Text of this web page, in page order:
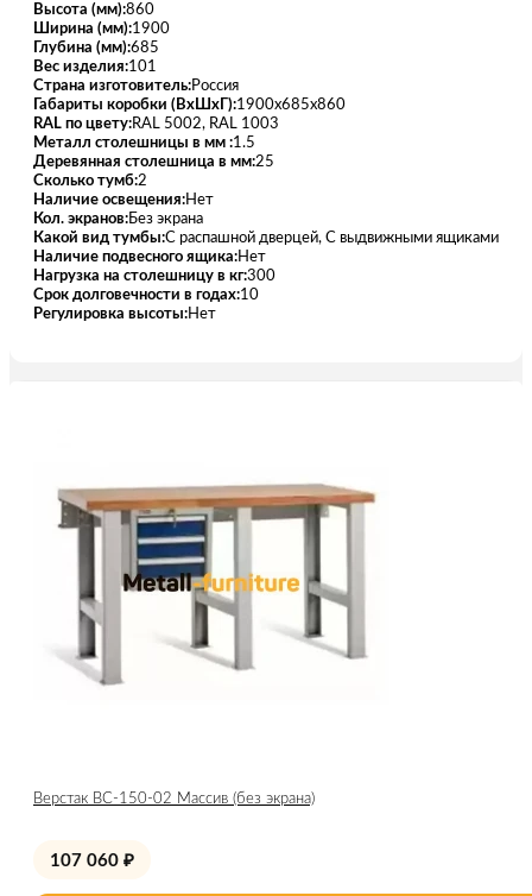
Высота (мм):860
Ширина (мм):1900
Глубина (мм):685
Вес изделия:101
Страна изготовитель:Россия
Габариты коробки (ВхШхГ):1900х685х860
RAL по цвету:RAL 5002, RAL 1003
Металл столешницы в мм :1.5
Деревянная столешница в мм:25
Сколько тумб:2
Наличие освещения:Нет
Кол. экранов:Без экрана
Какой вид тумбы:С распашной дверцей, С выдвижными ящиками
Наличие подвесного ящика:Нет
Нагрузка на столешницу в кг:300
Срок долговечности в годах:10
Регулировка высоты:Нет
Верстак ВС-150-02 Массив (без экрана)
107 060 ₽